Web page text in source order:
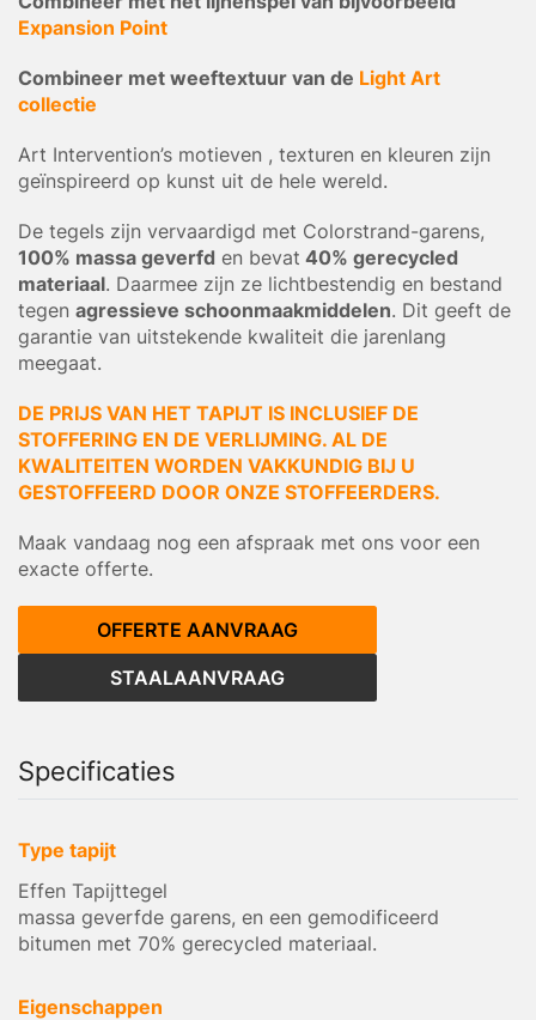
Expansion Point
Combineer met weeftextuur van de Light Art
collectie
Art Intervention’s motieven , texturen en kleuren zijn
geïnspireerd op kunst uit de hele wereld.
De tegels zijn vervaardigd met Colorstrand-garens,
100% massa geverfd en bevat 40% gerecycled
materiaal. Daarmee zijn ze lichtbestendig en bestand
tegen agressieve schoonmaakmiddelen. Dit geeft de
garantie van uitstekende kwaliteit die jarenlang
meegaat.
DE PRIJS VAN HET TAPIJT IS INCLUSIEF DE
STOFFERING EN DE VERLIJMING. AL DE
KWALITEITEN WORDEN VAKKUNDIG BIJ U
GESTOFFEERD DOOR ONZE STOFFEERDERS.
Maak vandaag nog een afspraak met ons voor een
exacte offerte.
OFFERTE AANVRAAG
STAALAANVRAAG
Specificaties
Type tapijt
Effen Tapijttegel
massa geverfde garens, en een gemodificeerd
bitumen met 70% gerecycled materiaal.
Eigenschappen